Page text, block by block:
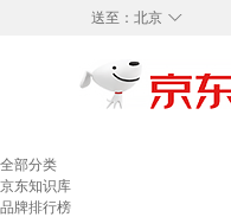
◇
送至： 北京
全部分类
京东知识库
品牌排行榜